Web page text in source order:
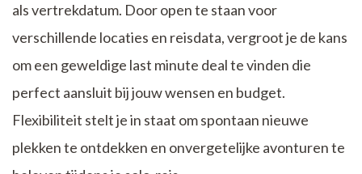
als vertrekdatum. Door open te staan voor
verschillende locaties en reisdata, vergroot je de kans
om een geweldige last minute deal te vinden die
perfect aansluit bij jouw wensen en budget.
Flexibiliteit stelt je in staat om spontaan nieuwe
plekken te ontdekken en onvergetelijke avonturen te